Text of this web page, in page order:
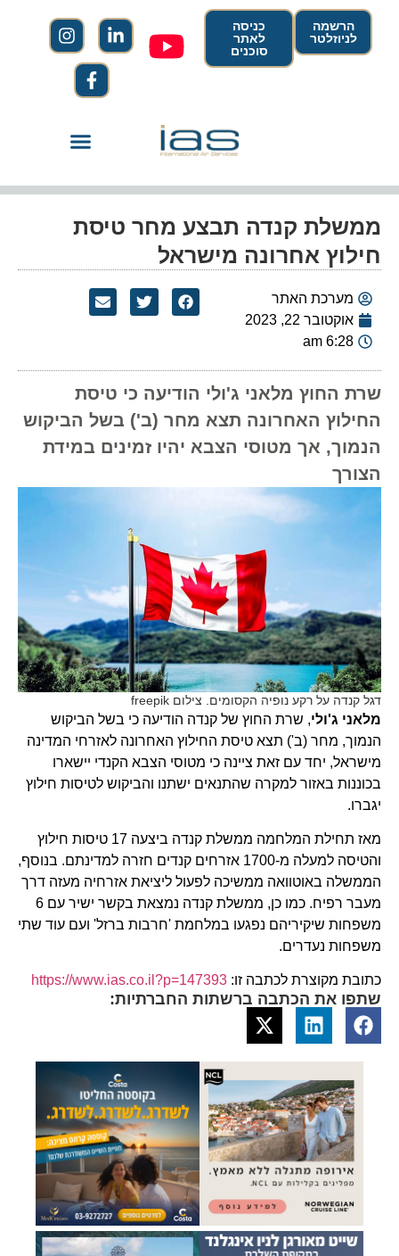
הרשמה
לניוזלטר
כניסה
לאתר
סוכנים
ממשלת קנדה תבצע מחר טיסת
חילוץ אחרונה מישראל
מערכת האתר
אוקטובר 22, 2023
6:28 am
שרת החוץ מלאני ג'ולי הודיעה כי טיסת
החילוץ האחרונה תצא מחר (ב') בשל הביקוש
הנמוך, אך מטוסי הצבא יהיו זמינים במידת
הצורך
דגל קנדה על רקע נופיה הקסומים. צילום freepik
מלאני ג'ולי, שרת החוץ של קנדה הודיעה כי בשל הביקוש
הנמוך, מחר (ב') תצא טיסת החילוץ האחרונה לאזרחי המדינה
מישראל, יחד עם זאת ציינה כי מטוסי הצבא הקנדי יישארו
בכוננות באזור למקרה שהתנאים ישתנו והביקוש לטיסות חילוץ
יגברו.
מאז תחילת המלחמה ממשלת קנדה ביצעה 17 טיסות חילוץ
והטיסה למעלה מ-1700 אזרחים קנדים חזרה למדינתם. בנוסף,
הממשלה באוטוואה ממשיכה לפעול ליציאת אזרחיה מעזה דרך
מעבר רפיח. כמו כן, ממשלת קנדה נמצאת בקשר ישיר עם 6
משפחות שיקיריהם נפגעו במלחמת 'חרבות ברזל' ועם עוד שתי
משפחות נעדרים.
כתובת מקוצרת לכתבה זו: https://www.ias.co.il?p=147393
שתפו את הכתבה ברשתות החברתיות: